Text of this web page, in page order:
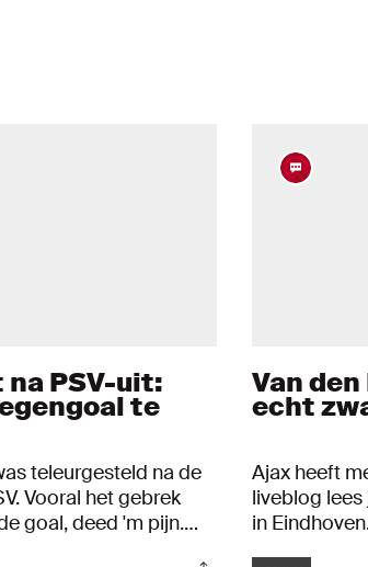
PSV-uit:
te
teleurgesteld na de
Vooral het gebrek
goal, deed 'm pijn.
Van
echt
Ajax heeft
liveblog
in